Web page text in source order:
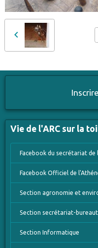
Vie de l'ARC sur la
Facebook du secrétariat de
Facebook Officiel de
Section agronomie et
Section secrétariat-
Section Informatique